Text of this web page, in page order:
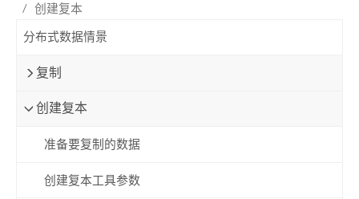
SDK
创建复本
分布式数据情景
复制
创建复本
准备要复制的数据
创建复本工具参数